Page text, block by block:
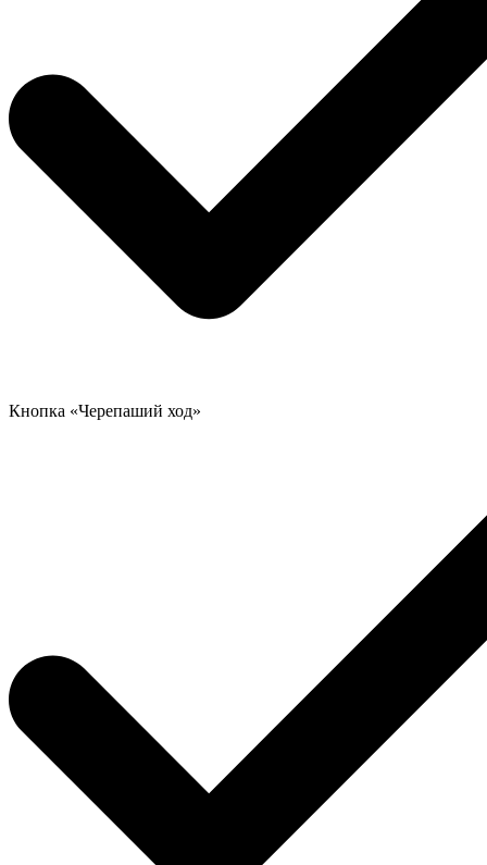
Кнопка «Черепаший ход»